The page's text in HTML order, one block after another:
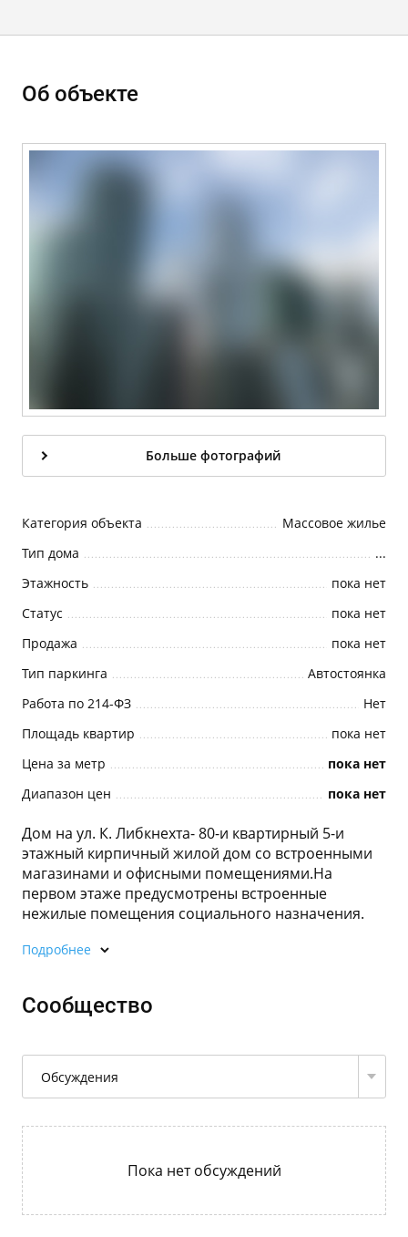
Об объекте
Больше фотографий
Категория объекта
Массовое жилье
Тип дома
...
Этажность
пока нет
Статус
пока нет
Продажа
пока нет
Тип паркинга
Автостоянка
Работа по 214-ФЗ
Нет
Площадь квартир
пока нет
Цена за метр
пока нет
Диапазон цен
пока нет
Дом на ул. К. Либкнехта- 80-и квартирный 5-и
этажный кирпичный жилой дом со встроенными
магазинами и офисными помещениями.На
первом этаже предусмотрены встроенные
нежилые помещения социального назначения.
Подробнее
Сообщество
Обсуждения
Пока нет обсуждений